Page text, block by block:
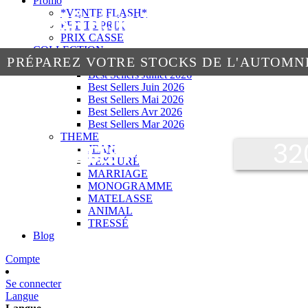
*VENTE FLASH*
PETITS PRIX
PRIX CASSE
COLLECTION
MEILLEURE VENTE
Best Sellers Juillet 2026
Best Sellers Juin 2026
Best Sellers Mai 2026
Best Sellers Avr 2026
Best Sellers Mar 2026
THEME
JEAN
TEXTURÉ
MARRIAGE
MONOGRAMME
MATELASSE
ANIMAL
TRESSÉ
Blog
Compte
Se connecter
Langue
NOTRE SÉLECTION POUR L'AOÛT 2026
PRÉPAREZ VOTRE STOCKS DE
STOCK DE CES PRODUITS